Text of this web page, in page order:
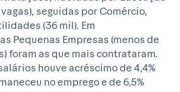
seguidas por Comércio,
(36 mil). Em
Pequenas Empresas (menos de
foram as que mais contrataram.
houve acréscimo de 4,4%
no emprego e de 6,5%